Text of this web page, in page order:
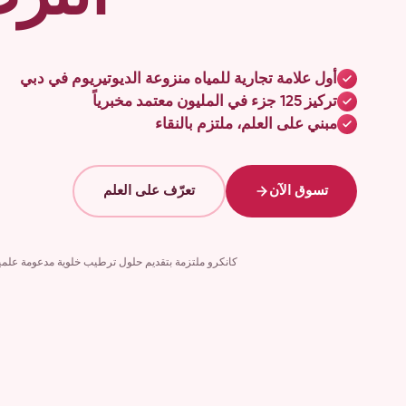
أول علامة تجارية للمياه منزوعة الديوتيريوم في دبي
تركيز 125 جزء في المليون معتمد مخبرياً
مبني على العلم، ملتزم بالنقاء
تسوق الآن تعرّف على العلم
كانكرو ملتزمة بتقديم حلول ترطيب خلوية مدعومة